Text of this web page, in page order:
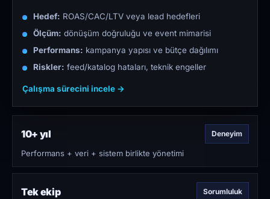
Hedef: ROAS/CAC/LTV veya lead hedefleri
Ölçüm: dönüşüm doğruluğu ve event mimarisi
Performans: kampanya yapısı ve bütçe dağılımı
Riskler: feed/katalog hataları, teknik engeller
Çalışma sürecini incele →
10+ yıl Deneyim
Performans + veri + sistem birlikte yönetimi
Tek ekip Sorumluluk